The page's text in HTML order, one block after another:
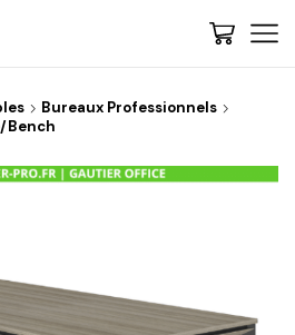
Bureaux Professionnels
Bench